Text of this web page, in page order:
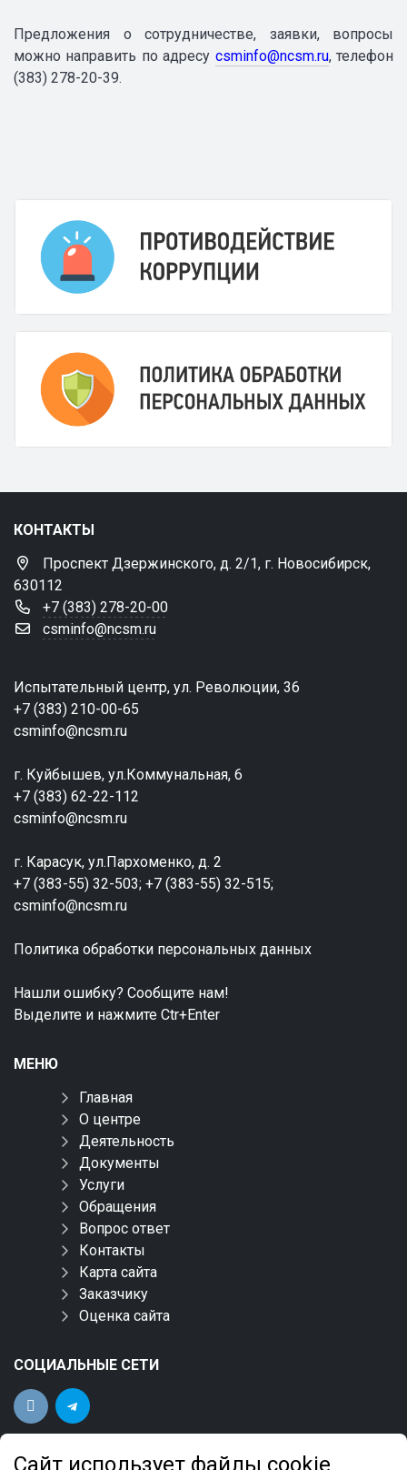
Предложения о сотрудничестве, заявки, вопросы
можно направить по адресу csminfo@ncsm.ru, телефон
(383) 278-20-39.
КОНТАКТЫ
Проспект Дзержинского, д. 2/1, г. Новосибирск,
630112
+7 (383) 278-20-00
csminfo@ncsm.ru
Испытательный центр, ул. Революции, 36
+7 (383) 210-00-65
csminfo@ncsm.ru
г. Куйбышев, ул.Коммунальная, 6
+7 (383) 62-22-112
csminfo@ncsm.ru
г. Карасук, ул.Пархоменко, д. 2
+7 (383-55) 32-503; +7 (383-55) 32-515;
csminfo@ncsm.ru
Политика обработки персональных данных
Нашли ошибку? Сообщите нам!
Выделите и нажмите Ctr+Enter
МЕНЮ
Главная
О центре
Деятельность
Документы
Услуги
Обращения
Вопрос ответ
Контакты
Карта сайта
Заказчику
Оценка сайта
СОЦИАЛЬНЫЕ СЕТИ